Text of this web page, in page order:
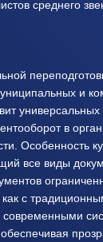
среднего
и
в
Особенность
все виды
как с
современными